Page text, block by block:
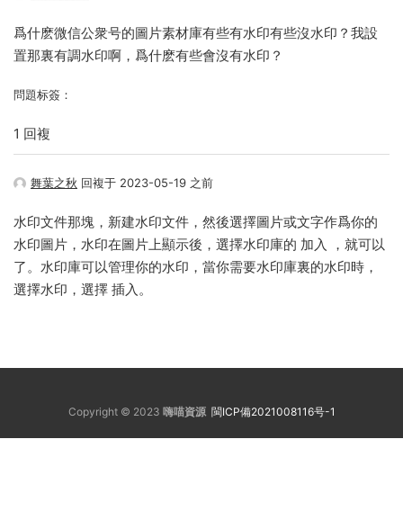
爲什麽微信公衆号的圖片素材庫有些有水印有些沒水印？我設
置那裏有調水印啊，爲什麽有些會沒有水印？
問題标簽：
1 回複
舞葉之秋 回複于 2023-05-19 之前
水印文件那塊，新建水印文件，然後選擇圖片或文字作爲你的
水印圖片，水印在圖片上顯示後，選擇水印庫的 加入 ，就可以
了。水印庫可以管理你的水印，當你需要水印庫裏的水印時，
選擇水印，選擇 插入。
Copyright © 2023 嗨喵資源 閩ICP備2021008116号-1